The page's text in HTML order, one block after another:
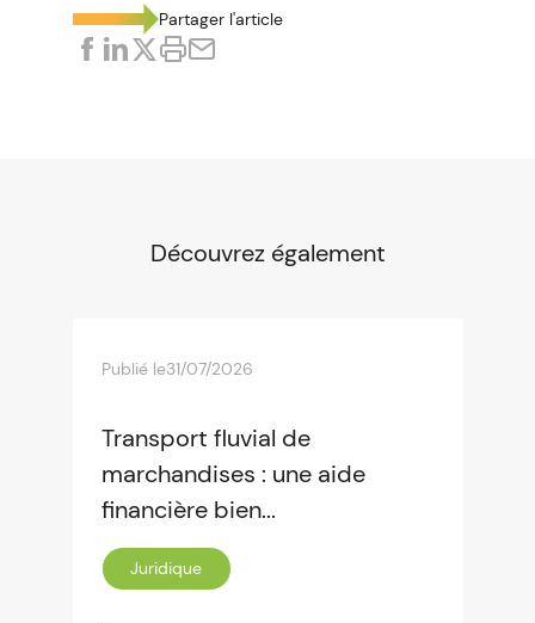
Partager l'article
Découvrez également
Publié le31/07/2026
Transport fluvial de
marchandises : une aide
financière bien...
Juridique